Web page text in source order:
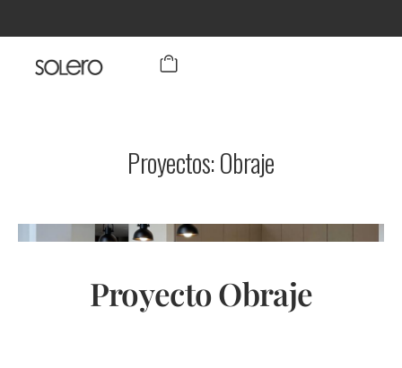
Proyectos: Obraje
Proyecto Obraje